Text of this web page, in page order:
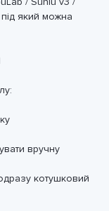
який можна
вручну
котушковий